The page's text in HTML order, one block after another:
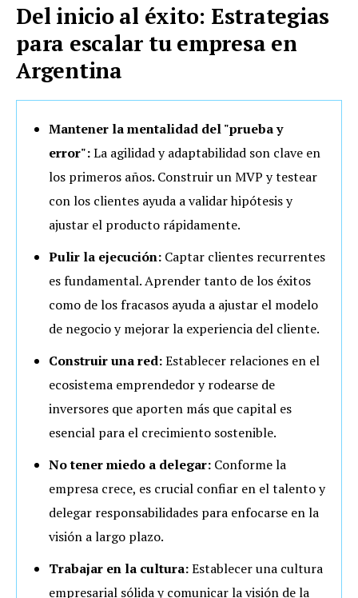
Del inicio al éxito: Estrategias
para escalar tu empresa en
Argentina
Mantener la mentalidad del "prueba y
error":La agilidad y adaptabilidad son clave en
los primeros años. Construir un MVP y testear
con los clientes ayuda a validar hipótesis y
ajustar el producto rápidamente.
Pulir la ejecución: Captar clientes recurrentes
es fundamental. Aprender tanto de los éxitos
como de los fracasos ayuda a ajustar el modelo
de negocio y mejorar la experiencia del cliente.
Construir una red:Establecer relaciones en el
ecosistema emprendedor y rodearse de
inversores que aporten más que capital es
esencial para el crecimiento sostenible.
No tener miedo a delegar: Conforme la
empresa crece, es crucial confiar en el talento y
delegar responsabilidades para enfocarse en la
visión a largo plazo.
Trabajar en la cultura:Establecer una cultura
empresarial sólida y comunicar la visión de la